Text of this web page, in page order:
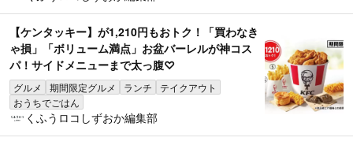
【ケンタッキー】が1,210円もおトク！「買わなき
ゃ損」「ボリューム満点」お盆バーレルが神コス
パ！サイドメニューまで太っ腹♡
グルメ 期間限定グルメ ランチ
テイクアウト
おうちでごはん
くふうロコしずおか編集部